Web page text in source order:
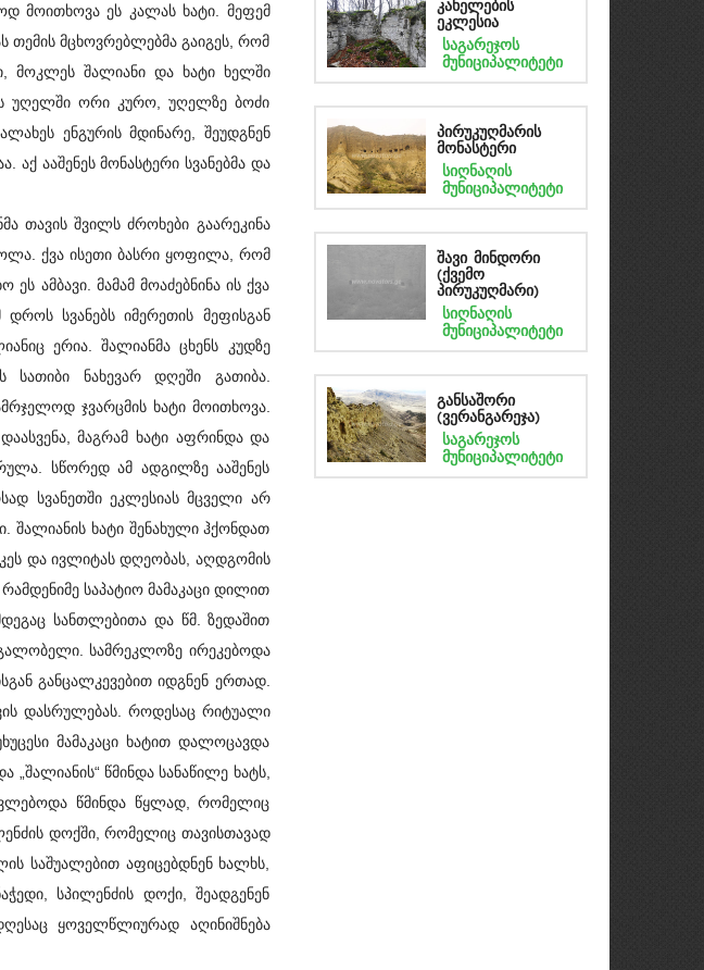
მოითხოვა ეს კალას ხატი. მეფემ
თემის მცხოვრებლებმა გაიგეს, რომ
მოკლეს შალიანი და ხატი ხელში
უღელში ორი კურო, უღელზე ბოძი
ენგურის მდინარე, შეუდგნენ
ააშენეს მონასტერი სვანებმა და
შვილს ძროხები გაარეკინა
ქვა ისეთი ბასრი ყოფილა, რომ
ამბავი. მამამ მოაძებნინა ის ქვა
სვანებს იმერეთის მეფისგან
ერია. შალიანმა ცხენს კუდზე
ნახევარ დღეში გათიბა.
ჯვარცმის ხატი მოითხოვა.
მაგრამ ხატი აფრინდა და
სწორედ ამ ადგილზე ააშენეს
სვანეთში ეკლესიას მცველი არ
შალიანის ხატი შენახული ჰქონდათ
და ივლიტას დღეობას, აღდგომის
საპატიო მამაკაცი დილით
სანთლებითა და წმ. ზედაშით
სამრეკლოზე ირეკებოდა
განცალკევებით იდგნენ ერთად.
დასრულებას. როდესაც რიტუალი
მამაკაცი ხატით დალოცავდა
წმინდა სანაწილე ხატს,
წმინდა წყლად, რომელიც
დოქში, რომელიც თავისთავად
საშუალებით აფიცებდნენ ხალხს,
სპილენძის დოქი, შეადგენენ
ყოველწლიურად აღინიშნება
კახელების
ეკლესია
საგარეჯოს
მუნიციპალიტეტი
პირუკუღმარის
მონასტერი
სიღნაღის
მუნიციპალიტეტი
შავი მინდორი
(ქვემო
პირუკუღმარი)
სიღნაღის
მუნიციპალიტეტი
განსაშორი
(ვერანგარეჯა)
საგარეჯოს
მუნიციპალიტეტი